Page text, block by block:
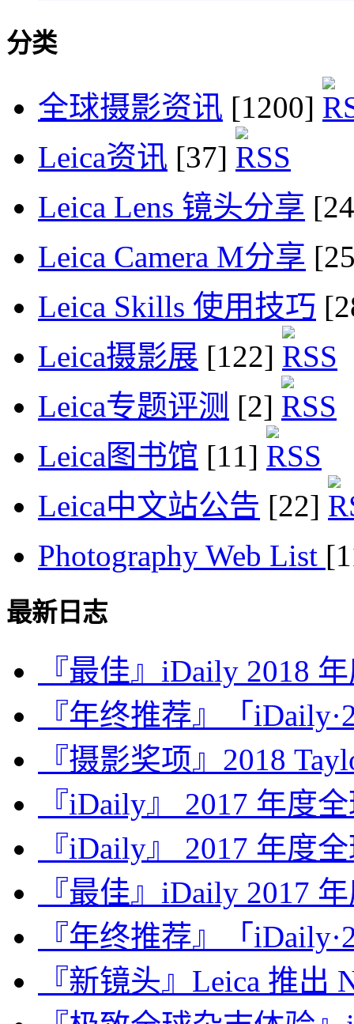
分类
全球摄影资讯 [1200]
Leica资讯 [37]
Leica Lens 镜头分享
Leica Camera M分享
Leica Skills 使用技巧
Leica摄影展 [122]
Leica专题评测 [2]
Leica图书馆 [11]
Leica中文站公告 [22]
Photography Web List
最新日志
『最佳』iDaily 2018
『年终推荐』「
『摄影奖项』2018
『iDaily』 2017 年度
『iDaily』 2017 年度
『最佳』iDaily 2017
『年终推荐』「
『新镜头』Leica 推出